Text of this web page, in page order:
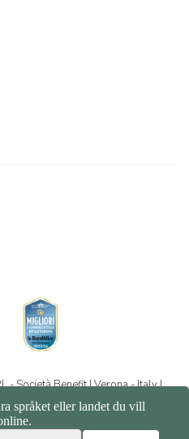
- Società Benefit | Verona - Italy |
| Certificazione BIO: IT-BIO-
VR-455804 |Integritet och